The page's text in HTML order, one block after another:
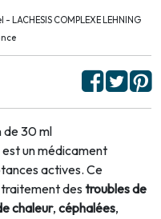
LACHESIS COMPLEXE LEHNING
de 30 ml
est un médicament
actives. Ce
des troubles de
chaleur, céphalées,